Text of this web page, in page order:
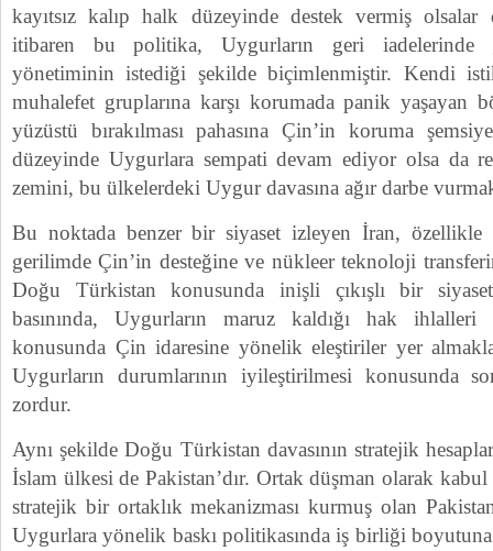
kayıtsız kalıp halk düzeyinde destek vermiş olsalar
itibaren bu politika, Uygurların geri
yönetiminin istediği şekilde biçimlenmiştir. Kendi
muhalefet gruplarına karşı korumada panik yaşayan
yüzüstü bırakılması pahasına Çin’in koruma
düzeyinde Uygurlara sempati devam ediyor olsa da
zemini, bu ülkelerdeki Uygur davasına ağır darbe
Bu noktada benzer bir siyaset izleyen İran, özellikle
gerilimde Çin’in desteğine ve nükleer teknoloji
Doğu Türkistan konusunda inişli çıkışlı bir
basınında, Uygurların maruz kaldığı hak
konusunda Çin idaresine yönelik eleştiriler yer
Uygurların durumlarının iyileştirilmesi konusunda
zordur.
Aynı şekilde Doğu Türkistan davasının stratejik
İslam ülkesi de Pakistan’dır. Ortak düşman olarak
stratejik bir ortaklık mekanizması kurmuş olan
Uygurlara yönelik baskı politikasında iş birliği boyutuna